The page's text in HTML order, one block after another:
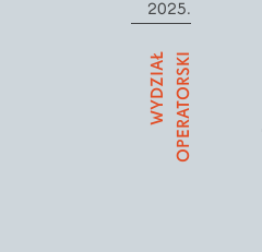
2025.
WYDZIAŁOPERATORSKI